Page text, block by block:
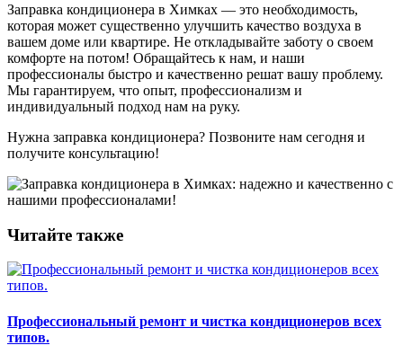
Заправка кондиционера в Химках — это необходимость,
которая может существенно улучшить качество воздуха в
вашем доме или квартире. Не откладывайте заботу о своем
комфорте на потом! Обращайтесь к нам, и наши
профессионалы быстро и качественно решат вашу проблему.
Мы гарантируем, что опыт, профессионализм и
индивидуальный подход нам на руку.
Нужна заправка кондиционера? Позвоните нам сегодня и
получите консультацию!
Читайте также
Профессиональный ремонт и чистка кондиционеров всех
типов.